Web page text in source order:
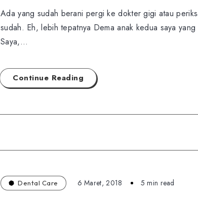
Ada yang sudah berani pergi ke dokter gigi atau
sudah. Eh, lebih tepatnya Dema anak kedua saya
Saya,…
Continue Reading
Dental Care 6 Maret, 2018 5 min read